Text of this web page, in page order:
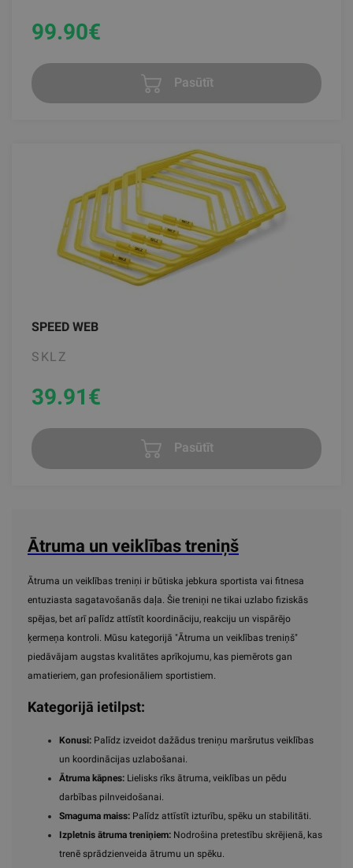
99.90€
Pasūtīt
SPEED WEB
SKLZ
39.91€
Pasūtīt
Ātruma un veiklības treniņš
Ātruma un veiklības treniņi ir būtiska jebkura sportista vai fitnesa
entuziasta sagatavošanās daļa. Šie treniņi ne tikai uzlabo fiziskās
spējas, bet arī palīdz attīstīt koordināciju, reakciju un vispārējo
ķermeņa kontroli. Mūsu kategorijā "Ātruma un veiklības treniņš"
piedāvājam augstas kvalitātes aprīkojumu, kas piemērots gan
amatieriem, gan profesionāliem sportistiem.
Kategorijā ietilpst:
Konusi: Palīdz izveidot dažādus treniņu maršrutus veiklības
un koordinācijas uzlabošanai.
Ātruma kāpnes: Lielisks rīks ātruma, veiklības un pēdu
darbības pilnveidošanai.
Smaguma maiss: Palīdz attīstīt izturību, spēku un stabilitāti.
Izpletnis ātruma treniņiem: Nodrošina pretestību skrējienā, kas
trenē sprādzienveida ātrumu un spēku.